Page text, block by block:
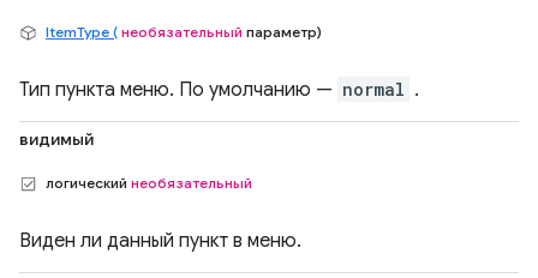
ItemType ( необязательный параметр)
Тип пункта меню. По умолчанию — normal .
видимый
логический необязательный
Виден ли данный пункт в меню.